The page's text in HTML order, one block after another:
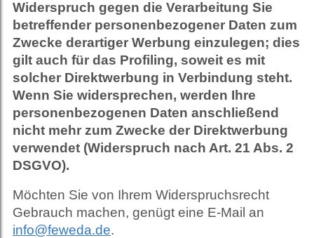
Widerspruch gegen die Verarbeitung Sie
betreffender personenbezogener Daten zum
Zwecke derartiger Werbung einzulegen; dies
gilt auch für das Profiling, soweit es mit
solcher Direktwerbung in Verbindung steht.
Wenn Sie widersprechen, werden Ihre
personenbezogenen Daten anschließend
nicht mehr zum Zwecke der Direktwerbung
verwendet (Widerspruch nach Art. 21 Abs. 2
DSGVO).
Möchten Sie von Ihrem Widerspruchsrecht
Gebrauch machen, genügt eine E-Mail an
info@feweda.de.